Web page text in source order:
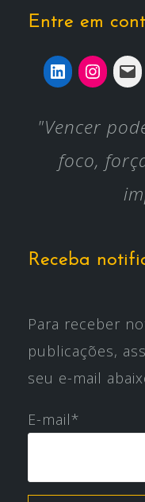
Entre em
"Vencer
foco,
Receba
Para receber
publicações,
seu e-mail
E-mail*